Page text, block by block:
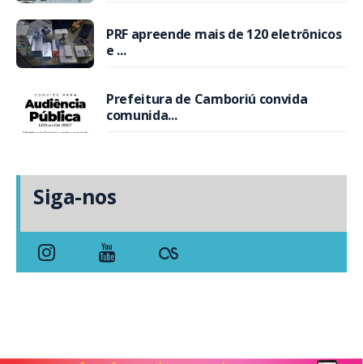
PRF apreende mais de 120 eletrônicos
e ...
Prefeitura de Camboriú convida
comunida...
Siga-nos